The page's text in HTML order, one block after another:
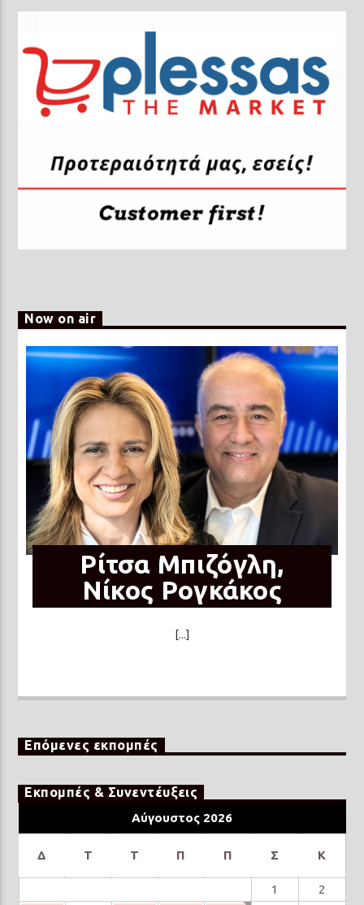
Now on air
Ρίτσα Μπιζόγλη,
Νίκος Ρογκάκος
[...]
Επόμενες εκπομπές
Εκπομπές & Συνεντέυξεις
Αύγουστος 2026
Δ Τ Τ Π Π Σ Κ
1
2